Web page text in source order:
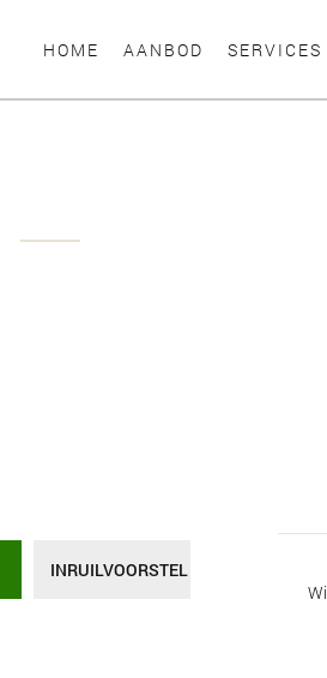
HOME AANBOD SERVICES
INRUILVOORSTEL